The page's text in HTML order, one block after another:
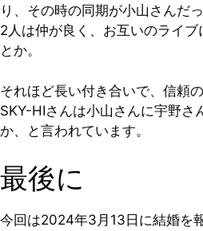
り、その時の同期が小山さんだ
2人は仲が良く、お互いのライ
とか。
それほど長い付き合いで、信頼
SKY-HIさんは小山さんに宇野さ
か、と言われています。
最後に
今回は2024年3月13日に結婚を